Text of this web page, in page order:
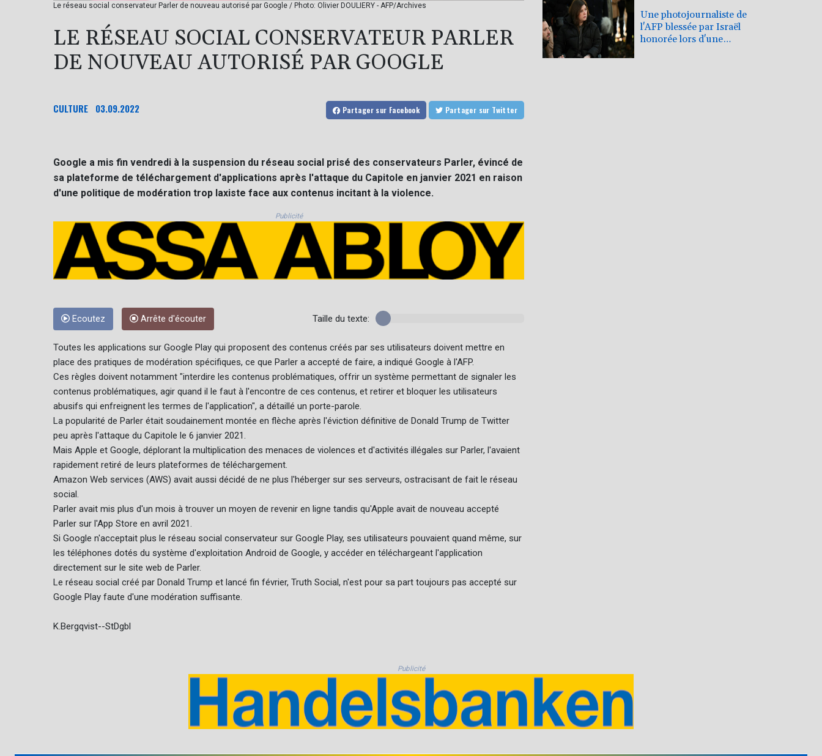
Le réseau social conservateur Parler de nouveau autorisé par Google / Photo: Olivier DOULIERY - AFP/Archives
LE RÉSEAU SOCIAL CONSERVATEUR PARLER
DE NOUVEAU AUTORISÉ PAR GOOGLE
CULTURE 03.09.2022 Partager sur Facebook Partager sur Twitter
Google a mis fin vendredi à la suspension du réseau social prisé des conservateurs Parler, évincé de
sa plateforme de téléchargement d'applications après l'attaque du Capitole en janvier 2021 en raison
d'une politique de modération trop laxiste face aux contenus incitant à la violence.
Publicité
Ecoutez Arrête d'écouter Taille du texte:
Toutes les applications sur Google Play qui proposent des contenus créés par ses utilisateurs doivent mettre en
place des pratiques de modération spécifiques, ce que Parler a accepté de faire, a indiqué Google à l'AFP.
Ces règles doivent notamment "interdire les contenus problématiques, offrir un système permettant de signaler les
contenus problématiques, agir quand il le faut à l'encontre de ces contenus, et retirer et bloquer les utilisateurs
abusifs qui enfreignent les termes de l'application", a détaillé un porte-parole.
La popularité de Parler était soudainement montée en flèche après l'éviction définitive de Donald Trump de Twitter
peu après l'attaque du Capitole le 6 janvier 2021.
Mais Apple et Google, déplorant la multiplication des menaces de violences et d'activités illégales sur Parler, l'avaient
rapidement retiré de leurs plateformes de téléchargement.
Amazon Web services (AWS) avait aussi décidé de ne plus l'héberger sur ses serveurs, ostracisant de fait le réseau
social.
Parler avait mis plus d'un mois à trouver un moyen de revenir en ligne tandis qu'Apple avait de nouveau accepté
Parler sur l'App Store en avril 2021.
Si Google n'acceptait plus le réseau social conservateur sur Google Play, ses utilisateurs pouvaient quand même, sur
les téléphones dotés du système d'exploitation Android de Google, y accéder en téléchargeant l'application
directement sur le site web de Parler.
Le réseau social créé par Donald Trump et lancé fin février, Truth Social, n'est pour sa part toujours pas accepté sur
Google Play faute d'une modération suffisante.
K.Bergqvist--StDgbl
Une photojournaliste de
l'AFP blessée par Israël
honorée lors d'une
Publicité